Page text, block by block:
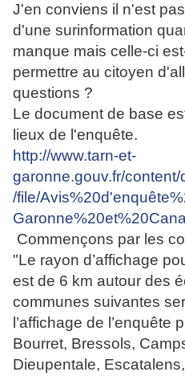
J'en conviens il n'est
d'une surinformation
manque mais celle-ci
permettre au citoyen
questions ?
Le document de base
lieux de l'enquête.
http://www.tarn-et-
garonne.gouv.fr/
/file/
Commençons par les
"Le rayon d’affichage
est de 6 km autour des
communes suivantes
l’affichage de l’enquête
Bourret, Bressols,
Dieupentale,